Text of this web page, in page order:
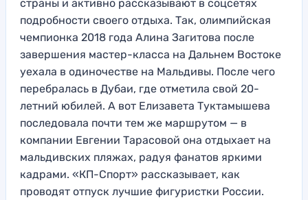
страны и активно рассказывают в соцсетях
подробности своего отдыха. Так, олимпийская
чемпионка 2018 года Алина Загитова после
завершения мастер-класса на Дальнем Востоке
уехала в одиночестве на Мальдивы. После чего
перебралась в Дубаи, где отметила свой 20-
летний юбилей. А вот Елизавета Туктамышева
последовала почти тем же маршрутом — в
компании Евгении Тарасовой она отдыхает на
мальдивских пляжах, радуя фанатов яркими
кадрами. «КП-Спорт» рассказывает, как
проводят отпуск лучшие фигуристки России.